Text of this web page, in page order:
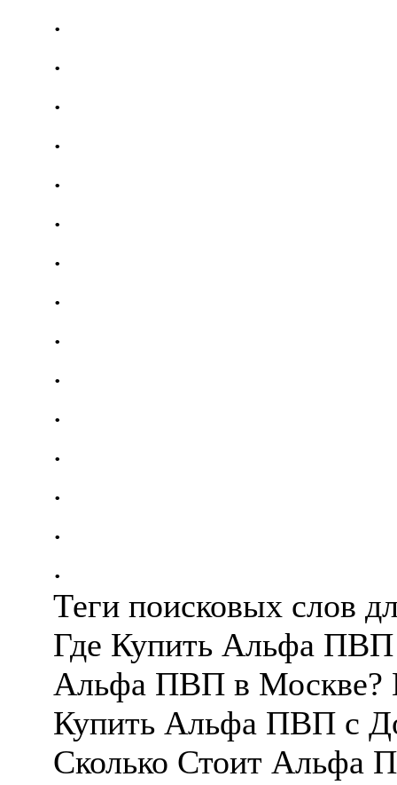
.
.
.
.
.
.
.
.
.
.
.
.
.
.
.
Теги поисковых слов
Где Купить Альфа ПВП
Альфа ПВП в Москве?
Купить Альфа ПВП с
Сколько Стоит Альфа